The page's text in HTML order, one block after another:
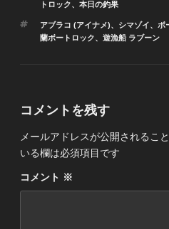
テ
リ
ー
トロック、 本日の釣果
タ
グ
アブラコ (アイナメ)、 シマゾイ、 ボ
蘭ボートロック、 遊漁船 ラブーン
コメントを残す
メールアドレスが公開されるこ
いる欄は必須項目です
コメント ※